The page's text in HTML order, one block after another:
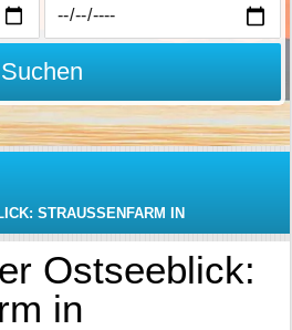
Suchen
STRAUSSENFARM IN H
Ostseeblick:
in